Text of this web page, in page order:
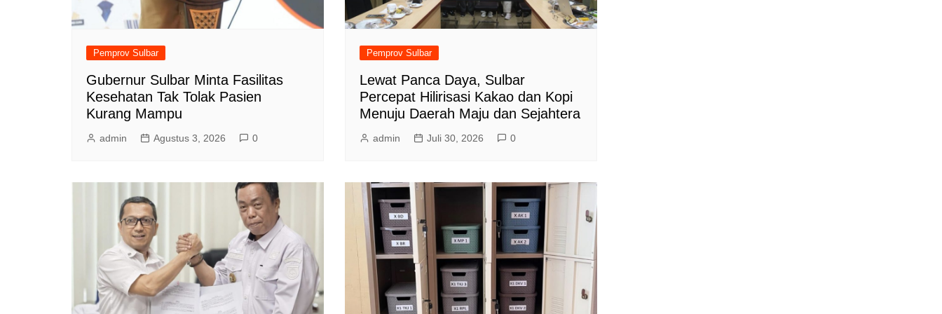
Pemprov Sulbar
Gubernur Sulbar Minta Fasilitas
Kesehatan Tak Tolak Pasien
Kurang Mampu
admin Agustus 3, 2026 0
Pemprov Sulbar
Lewat Panca Daya, Sulbar
Percepat Hilirisasi Kakao dan Kopi
Menuju Daerah Maju dan Sejahtera
admin Juli 30, 2026 0